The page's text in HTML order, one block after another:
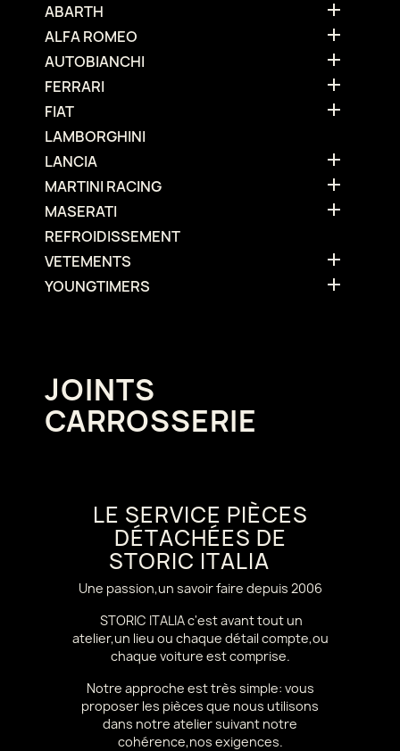
ABARTH 
ALFA ROMEO 
AUTOBIANCHI 
FERRARI 
FIAT 
LAMBORGHINI
LANCIA

MARTINI RACING 
MASERATI 
REFROIDISSEMENT
VETEMENTS

YOUNGTIMERS 
JOINTS
CARROSSERIE
LE SERVICE PIÈCES
DÉTACHÉES DE
STORIC ITALIA
Une passion,un savoir faire depuis 2006
STORIC ITALIA c'est avant tout un
atelier,un lieu ou chaque détail compte,ou
chaque voiture est comprise.
Notre approche est très simple: vous
proposer les pièces que nous utilisons
dans notre atelier suivant notre
cohérence,nos exigences.